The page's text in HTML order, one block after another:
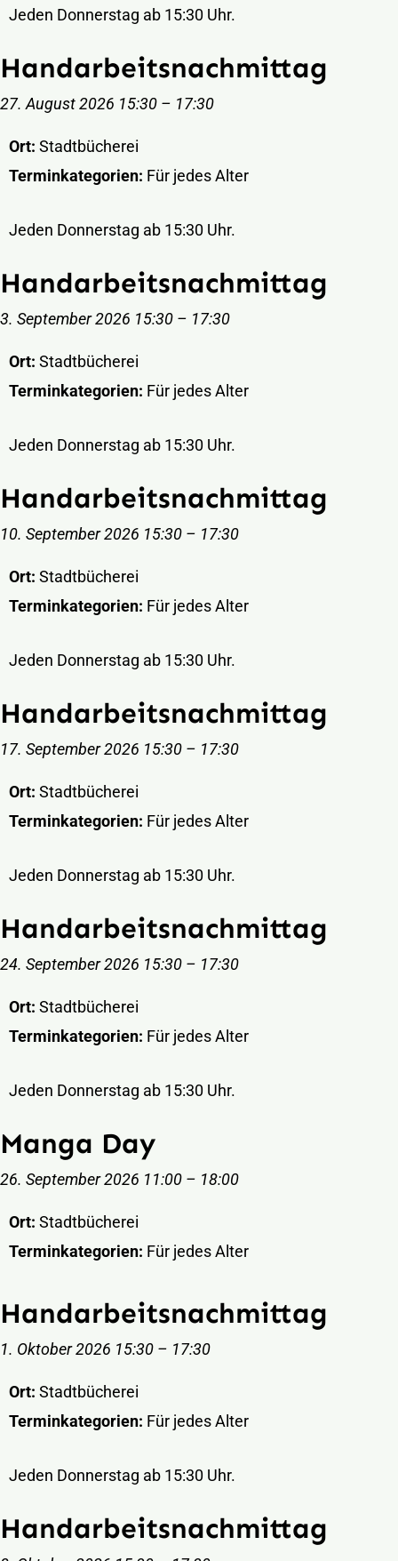
Jeden Donnerstag ab 15:30 Uhr.
Handarbeitsnachmittag
27. August 2026 15:30 – 17:30
Ort: Stadtbücherei
Terminkategorien: Für jedes Alter
Jeden Donnerstag ab 15:30 Uhr.
Handarbeitsnachmittag
3. September 2026 15:30 – 17:30
Ort: Stadtbücherei
Terminkategorien: Für jedes Alter
Jeden Donnerstag ab 15:30 Uhr.
Handarbeitsnachmittag
10. September 2026 15:30 – 17:30
Ort: Stadtbücherei
Terminkategorien: Für jedes Alter
Jeden Donnerstag ab 15:30 Uhr.
Handarbeitsnachmittag
17. September 2026 15:30 – 17:30
Ort: Stadtbücherei
Terminkategorien: Für jedes Alter
Jeden Donnerstag ab 15:30 Uhr.
Handarbeitsnachmittag
24. September 2026 15:30 – 17:30
Ort: Stadtbücherei
Terminkategorien: Für jedes Alter
Jeden Donnerstag ab 15:30 Uhr.
Manga Day
26. September 2026 11:00 – 18:00
Ort: Stadtbücherei
Terminkategorien: Für jedes Alter
Handarbeitsnachmittag
1. Oktober 2026 15:30 – 17:30
Ort: Stadtbücherei
Terminkategorien: Für jedes Alter
Jeden Donnerstag ab 15:30 Uhr.
Handarbeitsnachmittag